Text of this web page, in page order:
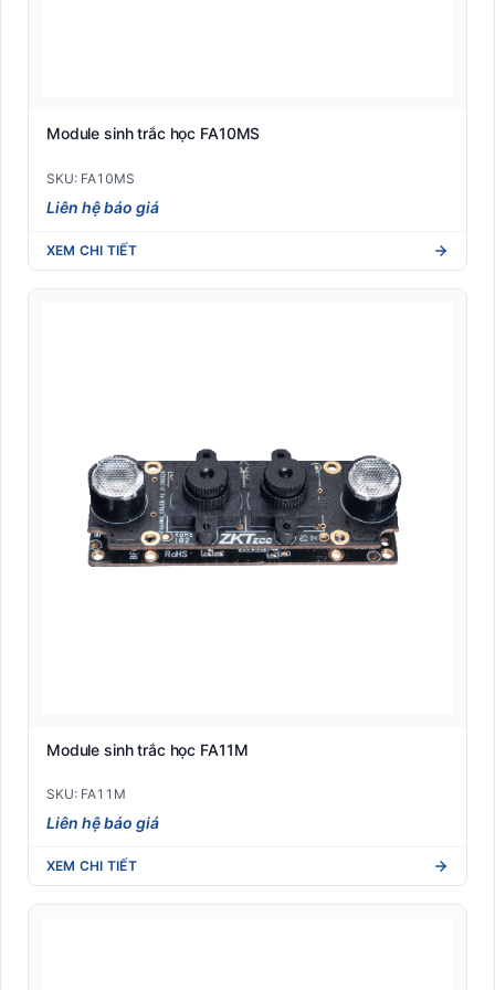
Module sinh trắc học FA10MS
SKU: FA10MS
Liên hệ báo giá
XEM CHI TIẾT
Module sinh trắc học FA11M
SKU: FA11M
Liên hệ báo giá
XEM CHI TIẾT